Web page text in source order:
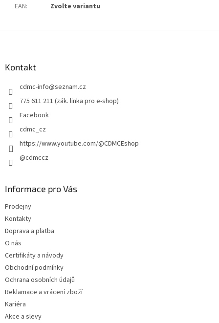
EAN: Zvolte variantu
Kontakt
cdmc-info@seznam.cz
775 611 211 (zák. linka pro e-shop)
Facebook
cdmc_cz
https://www.youtube.com/@CDMCEshop
@cdmccz
Informace pro Vás
Prodejny
Kontakty
Doprava a platba
O nás
Certifikáty a návody
Obchodní podmínky
Ochrana osobních údajů
Reklamace a vrácení zboží
Kariéra
Akce a slevy